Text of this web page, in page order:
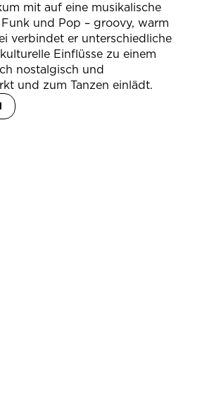
mit auf eine musikalische
und Pop – groovy, warm
verbindet er unterschiedliche
Einflüsse zu einem
nostalgisch und
und zum Tanzen einlädt.